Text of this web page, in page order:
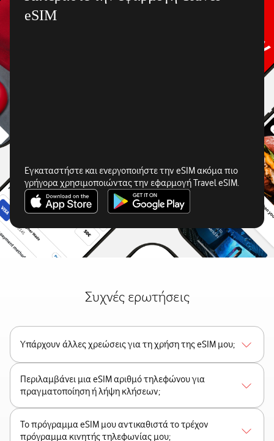
eSIM
Εγκαταστήστε και ενεργοποιήστε την eSIM ακόμα πιο
γρήγορα χρησιμοποιώντας την εφαρμογή Travel eSIM.
Συχνές ερωτήσεις
Υπάρχουν άλλες χρεώσεις για τη χρήση της eSIM μου;
Περιλαμβάνει μια eSIM αριθμό τηλεφώνου για
πραγματοποίηση ή λήψη κλήσεων;
Το πρόγραμμα eSIM μου αντικαθιστά το τρέχον
πρόγραμμα κινητής τηλεφωνίας μου;